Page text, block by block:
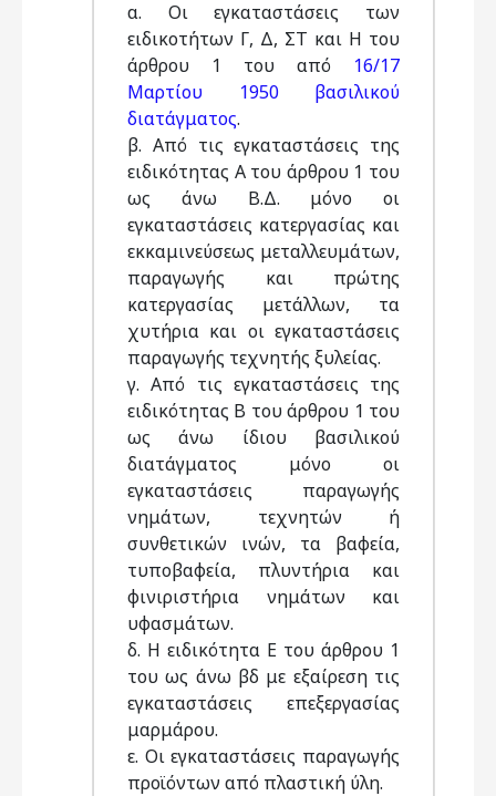
α. Οι εγκαταστάσεις των
ειδικοτήτων Γ, Δ, ΣΤ και Η του
άρθρου 1 του από 16/17
Μαρτίου 1950 βασιλικού
διατάγματος.
β. Από τις εγκαταστάσεις της
ειδικότητας Α του άρθρου 1 του
ως άνω Β.Δ. μόνο οι
εγκαταστάσεις κατεργασίας και
εκκαμινεύσεως μεταλλευμάτων,
παραγωγής και πρώτης
κατεργασίας μετάλλων, τα
χυτήρια και οι εγκαταστάσεις
παραγωγής τεχνητής ξυλείας.
γ. Από τις εγκαταστάσεις της
ειδικότητας Β του άρθρου 1 του
ως άνω ίδιου βασιλικού
διατάγματος μόνο οι
εγκαταστάσεις παραγωγής
νημάτων, τεχνητών ή
συνθετικών ινών, τα βαφεία,
τυποβαφεία, πλυντήρια και
φινιριστήρια νημάτων και
υφασμάτων.
δ. Η ειδικότητα Ε του άρθρου 1
του ως άνω βδ με εξαίρεση τις
εγκαταστάσεις επεξεργασίας
μαρμάρου.
ε. Οι εγκαταστάσεις παραγωγής
προϊόντων από πλαστική ύλη.